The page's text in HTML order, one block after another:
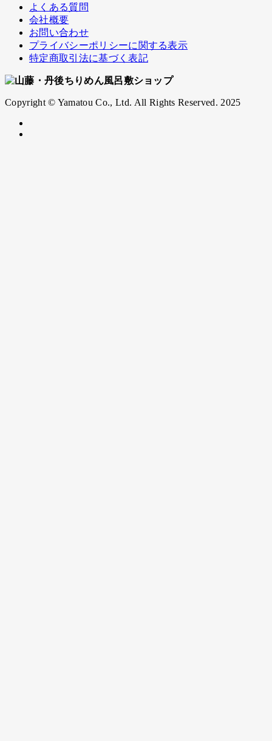
よくある質問
会社概要
お問い合わせ
プライバシーポリシーに関する表示
特定商取引法に基づく表記
Copyright © Yamatou Co., Ltd. All Rights Reserved. 2025